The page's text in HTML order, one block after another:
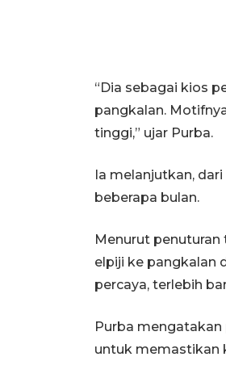
“Dia sebagai kios
pangkalan.
tinggi,” ujar Purba.
Ia melanjutkan,
beberapa bulan.
Menurut
elpiji ke pangkalan
percaya, terlebih
Purba
untuk memastikan